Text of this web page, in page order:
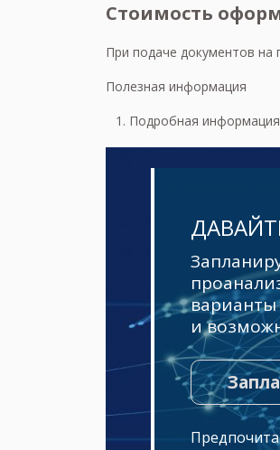
Стоимость
При подаче документов на
Полезная информация
Подробная
и